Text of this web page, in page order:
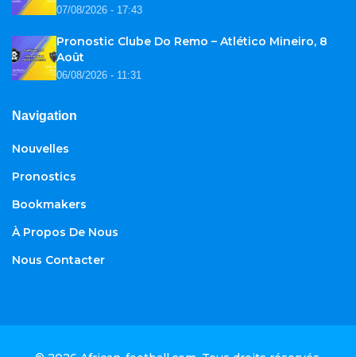
07/08/2026 - 17:43
Pronostic Clube Do Remo – Atlético Mineiro, 8
Août
06/08/2026 - 11:31
Navigation
Nouvelles
Pronostics
Bookmakers
À Propos De Nous
Nous Contacter